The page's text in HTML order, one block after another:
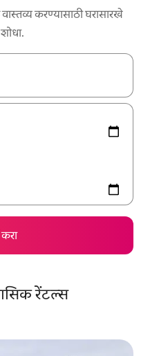
करण्यासाठी घरासारखे
आणि खाली बाणांच्या किजसह
रेंटल्स